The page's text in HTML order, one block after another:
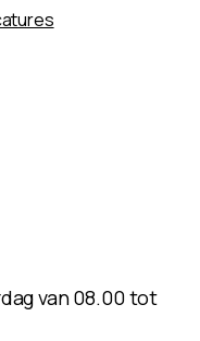
van 08.00 tot